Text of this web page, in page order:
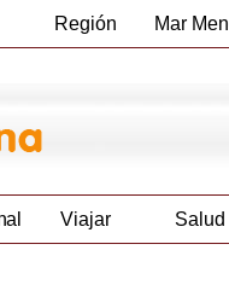
Región Mar
Viajar Salud